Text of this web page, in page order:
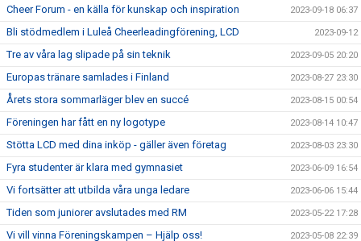
Cheer Forum - en källa för kunskap och inspiration 2023-09-18 06:37
Bli stödmedlem i Luleå Cheerleadingförening, LCD 2023-09-12
Tre av våra lag slipade på sin teknik 2023-09-05 20:20
Europas tränare samlades i Finland 2023-08-27 23:30
Årets stora sommarläger blev en succé 2023-08-15 00:54
Föreningen har fått en ny logotype 2023-08-14 10:47
Stötta LCD med dina inköp - gäller även företag 2023-08-03 23:30
Fyra studenter är klara med gymnasiet 2023-06-09 16:54
Vi fortsätter att utbilda våra unga ledare 2023-06-06 15:44
Tiden som juniorer avslutades med RM 2023-05-22 17:28
Vi vill vinna Föreningskampen – Hjälp oss! 2023-05-08 22:39